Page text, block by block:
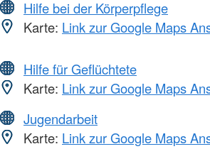
Hilfe bei der Körperpflege
Karte: Link zur Google Maps
Hilfe für Geflüchtete
Karte: Link zur Google Maps
Jugendarbeit
Karte: Link zur Google Maps